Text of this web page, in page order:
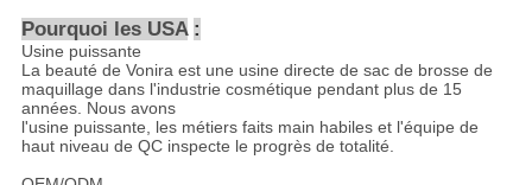
Pourquoi les USA :
Usine puissante
La beauté de Vonira est une usine directe de sac de brosse de
maquillage dans l'industrie cosmétique pendant plus de 15
années. Nous avons
l'usine puissante, les métiers faits main habiles et l'équipe de
haut niveau de QC inspecte le progrès de totalité.